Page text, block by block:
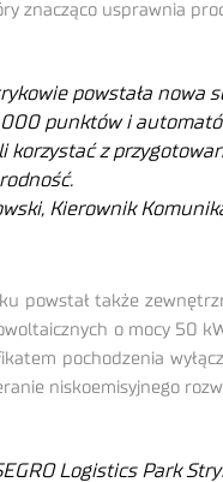
znacząco usprawnia
powstała
000 punktów i
korzystać z
Kierownik
powstał także
o mocy 50
pochodzenia
niskoemisyjnego
Logistics Park